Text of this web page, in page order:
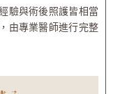
驗與術後照護皆相當
由專業醫師進行完整